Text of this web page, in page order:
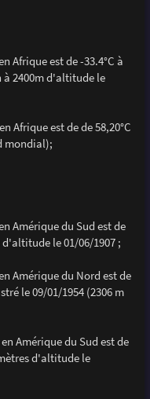
Afrique est de -33.4°C à
2400m d'altitude le
Afrique est de de 58,20°C
mondial);
Amérique du Sud est de
le 01/06/1907 ;
Amérique du Nord est de
le 09/01/1954 (2306 m
Amérique du Sud est de
d'altitude le